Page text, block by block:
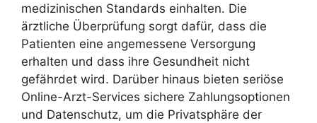
medizinischen Standards einhalten. Die
ärztliche Überprüfung sorgt dafür, dass die
Patienten eine angemessene Versorgung
erhalten und dass ihre Gesundheit nicht
gefährdet wird. Darüber hinaus bieten seriöse
Online-Arzt-Services sichere Zahlungsoptionen
und Datenschutz, um die Privatsphäre der